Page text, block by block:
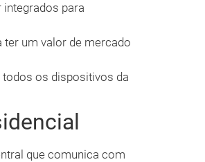
integrados para
um valor de mercado
os dispositivos da
que comunica com